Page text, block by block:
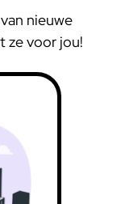
nieuwe
ze voor jou!